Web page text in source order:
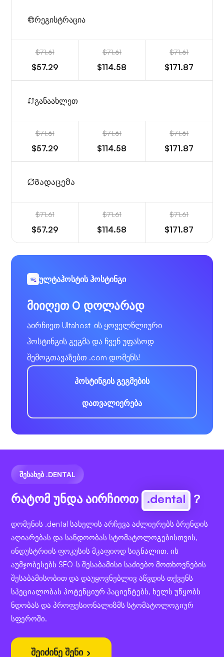
რეგისტრაცია
$71.61
$57.29
$71.61
$114.58
$71.61
$171.87
განაახლეთ
$71.61
$57.29
$71.61
$114.58
$71.61
$171.87
Გადაცემა
$71.61
$57.29
$71.61
$114.58
$71.61
$171.87
ულტაჰოსტის ჰოსტინგი
მიიღეთ 0 დოლარად
აირჩიეთ Ultahost-ის ყოველწლიური
ჰოსტინგის გეგმა და ჩვენ უფასოდ
შემოგთავაზებთ .com დომენს!
ჰოსტინგის გეგმების
დათვალიერება
ᲨᲔᲡᲐᲮᲔᲑ .DENTAL
რატომ უნდა აირჩიოთ .dental ?
დომენის .dental სახელის არჩევა აძლიერებს ბრენდის
აღიარებას და სანდოობას სტომატოლოგებისთვის,
ინდუსტრიის ფოკუსის მკაფიოდ სიგნალით. ის
აუმჯობესებს SEO-ს შესაბამისი საძიებო მოთხოვნების
შესაბამისობით და დაუყოვნებლივ აწვდის თქვენს
სპეციალობას პოტენციურ პაციენტებს, ხელს უწყობს
ნდობას და პროფესიონალიზმს სტომატოლოგიურ
სფეროში.
შეიძინე შენი